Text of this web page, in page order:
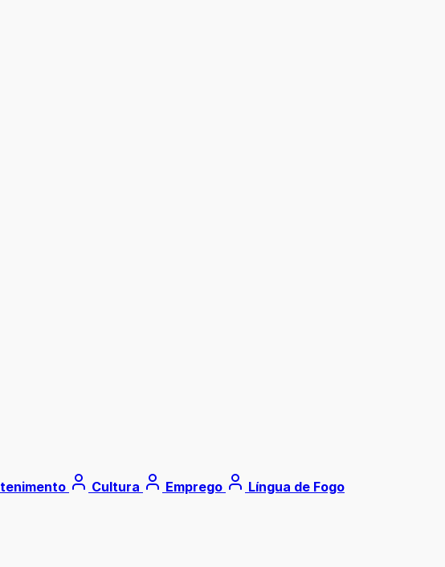
Cultura Emprego Língua de Fogo